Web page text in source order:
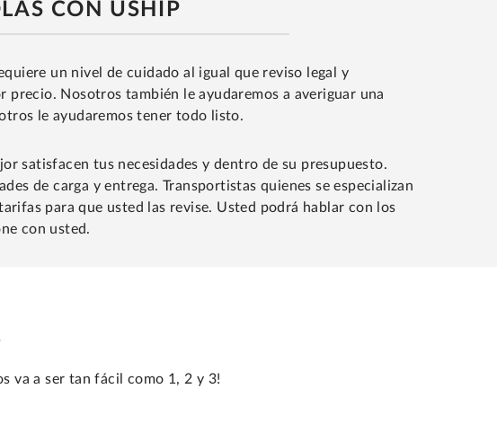
CON USHIP
un nivel de cuidado al igual que reviso legal y
Nosotros también le ayudaremos a averiguar una
le ayudaremos tener todo listo.
satisfacen tus necesidades y dentro de su presupuesto.
de carga y entrega. Transportistas quienes se especializan
para que usted las revise. Usted podrá hablar con los
con usted.
va a ser tan fácil como 1, 2 y 3!